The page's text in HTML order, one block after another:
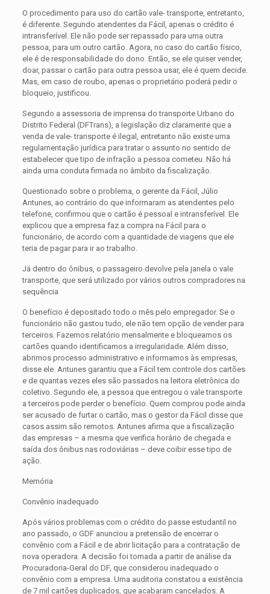
O procedimento para uso do cartão vale- transporte, entretanto,
é diferente. Segundo atendentes da Fácil, apenas o crédito é
intransferível. Ele não pode ser repassado para uma outra
pessoa, para um outro cartão. Agora, no caso do cartão físico,
ele é de responsabilidade do dono. Então, se ele quiser vender,
doar, passar o cartão para outra pessoa usar, ele é quem decide.
Mas, em caso de roubo, apenas o proprietário poderá pedir o
bloqueio, justificou.
Segundo a assessoria de imprensa do transporte Urbano do
Distrito Federal (DFTrans), a legislação diz claramente que a
venda de vale- transporte é ilegal, entretanto não existe uma
regulamentação jurídica para tratar o assunto no sentido de
estabelecer que tipo de infração a pessoa cometeu. Não há
ainda uma conduta firmada no âmbito da fiscalização.
Questionado sobre o problema, o gerente da Fácil, Júlio
Antunes, ao contrário do que informaram as atendentes pelo
telefone, confirmou que o cartão é pessoal e intransferível. Ele
explicou que a empresa faz a compra na Fácil para o
funcionário, de acordo com a quantidade de viagens que ele
teria de pagar para ir ao trabalho.
Já dentro do ônibus, o passageiro devolve pela janela o vale
transporte, que será utilizado por vários outros compradores na
sequência
O benefício é depositado todo o mês pelo empregador. Se o
funcionário não gastou tudo, ele não tem opção de vender para
terceiros. Fazemos relatório mensalmente e bloqueamos os
cartões quando identificamos a irregularidade. Além disso,
abrimos processo administrativo e informamos às empresas,
disse ele. Antunes garantiu que a Fácil tem controle dos cartões
e de quantas vezes eles são passados na leitora eletrônica do
coletivo. Segundo ele, a pessoa que entregou o vale transporte
a terceiros pode perder o benefício. Quem comprou pode ainda
ser acusado de furtar o cartão, mas o gestor da Fácil disse que
casos assim são remotos. Antunes afirma que a fiscalização
das empresas – a mesma que verifica horário de chegada e
saída dos ônibus nas rodoviárias – deve coibir esse tipo de
ação.
Memória
Convênio inadequado
Após vários problemas com o crédito do passe estudantil no
ano passado, o GDF anunciou a pretensão de encerrar o
convênio com a Fácil e de abrir licitação para a contratação de
nova operadora. A decisão foi tomada a partir de análise da
Procuradoria-Geral do DF, que considerou inadequado o
convênio com a empresa. Uma auditoria constatou a existência
de 7 mil cartões duplicados, que acabaram cancelados. A